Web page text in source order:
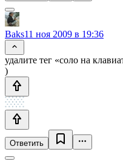
Baks11 ноя 2009 в 19:36
удалите тег «соло на
)
Ответить